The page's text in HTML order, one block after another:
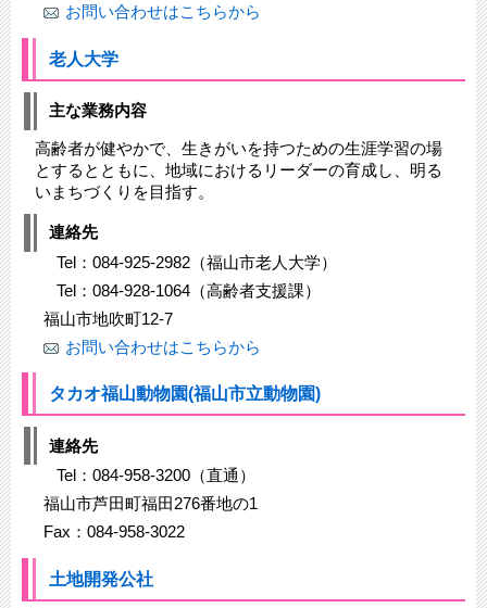
お問い合わせはこちらから
老人大学
主な業務内容
高齢者が健やかで、生きがいを持つための生涯学習の場
とするとともに、地域におけるリーダーの育成し、明る
いまちづくりを目指す。
連絡先
Tel：084-925-2982（福山市老人大学）
Tel：084-928-1064（高齢者支援課）
福山市地吹町12-7
お問い合わせはこちらから
タカオ福山動物園(福山市立動物園)
連絡先
Tel：084-958-3200（直通）
福山市芦田町福田276番地の1
Fax：084-958-3022
土地開発公社